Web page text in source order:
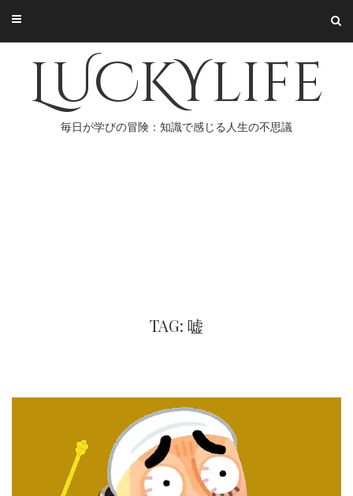
content
LUCKYlife
毎日が学びの冒険：知識で感じる人生の不思議
TAG: 嘘